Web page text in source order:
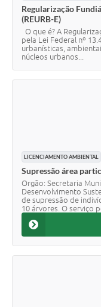
Regularização
(REURB-E)
O que é? A
pela Lei Federal nº
urbanísticas,
núcleos urbanos...
LICENCIAMENTO AMBIENTAL
Supressão área
Orgão: Secretaria
Desenvolvimento
de supressão de
10 árvores. O serviço